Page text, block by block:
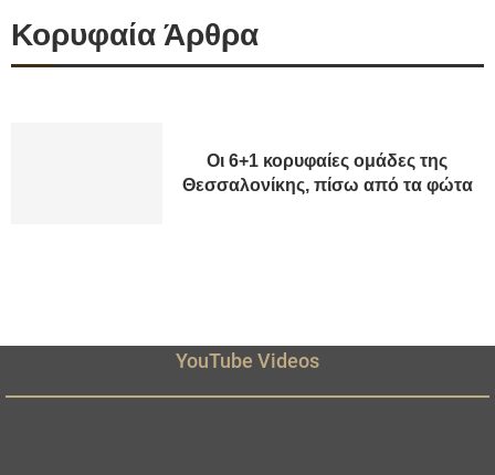
Κορυφαία Άρθρα
Οι 6+1 κορυφαίες ομάδες της
Θεσσαλονίκης, πίσω από τα φώτα
YouTube Videos